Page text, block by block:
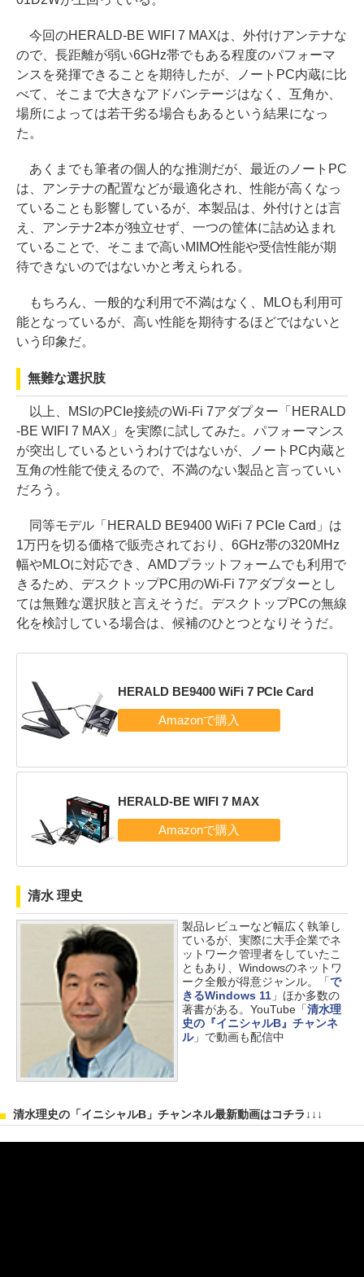
今回のHERALD-BE WIFI 7 MAXは、外付けアンテナな
ので、長距離が弱い6GHz帯でもある程度のパフォーマ
ンスを発揮できることを期待したが、ノートPC内蔵に比
べて、そこまで大きなアドバンテージはなく、互角か、
場所によっては若干劣る場合もあるという結果になっ
た。
あくまでも筆者の個人的な推測だが、最近のノートPC
は、アンテナの配置などが最適化され、性能が高くなっ
ていることも影響しているが、本製品は、外付けとは言
え、アンテナ2本が独立せず、一つの筐体に詰め込まれ
ていることで、そこまで高いMIMO性能や受信性能が期
待できないのではないかと考えられる。
もちろん、一般的な利用で不満はなく、MLOも利用可
能となっているが、高い性能を期待するほどではないと
いう印象だ。
無難な選択肢
以上、MSIのPCIe接続のWi-Fi 7アダプター「HERALD
-BE WIFI 7 MAX」を実際に試してみた。パフォーマンス
が突出しているというわけではないが、ノートPC内蔵と
互角の性能で使えるので、不満のない製品と言っていい
だろう。
同等モデル「HERALD BE9400 WiFi 7 PCIe Card」は
1万円を切る価格で販売されており、6GHz帯の320MHz
幅やMLOに対応でき、AMDプラットフォームでも利用で
きるため、デスクトップPC用のWi-Fi 7アダプターとし
ては無難な選択肢と言えそうだ。デスクトップPCの無線
化を検討している場合は、候補のひとつとなりそうだ。
HERALD BE9400 WiFi 7 PCIe Card
HERALD-BE WIFI 7 MAX
清水 理史
製品レビューなど幅広く執筆し
ているが、実際に大手企業でネ
ットワーク管理者をしていたこ
ともあり、Windowsのネットワ
ーク全般が得意ジャンル。「で
きるWindows 11」ほか多数の
著書がある。YouTube「清水理
史の『イニシャルB』チャンネ
ル」で動画も配信中
清水理史の「イニシャルB」チャンネル最新動画はコチラ↓↓↓